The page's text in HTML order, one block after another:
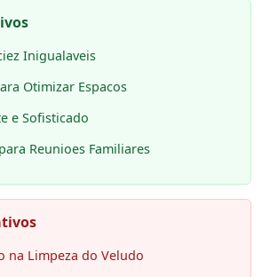
Inigualaveis
Otimizar Espacos
e Sofisticado
Reunioes Familiares
na Limpeza do Veludo